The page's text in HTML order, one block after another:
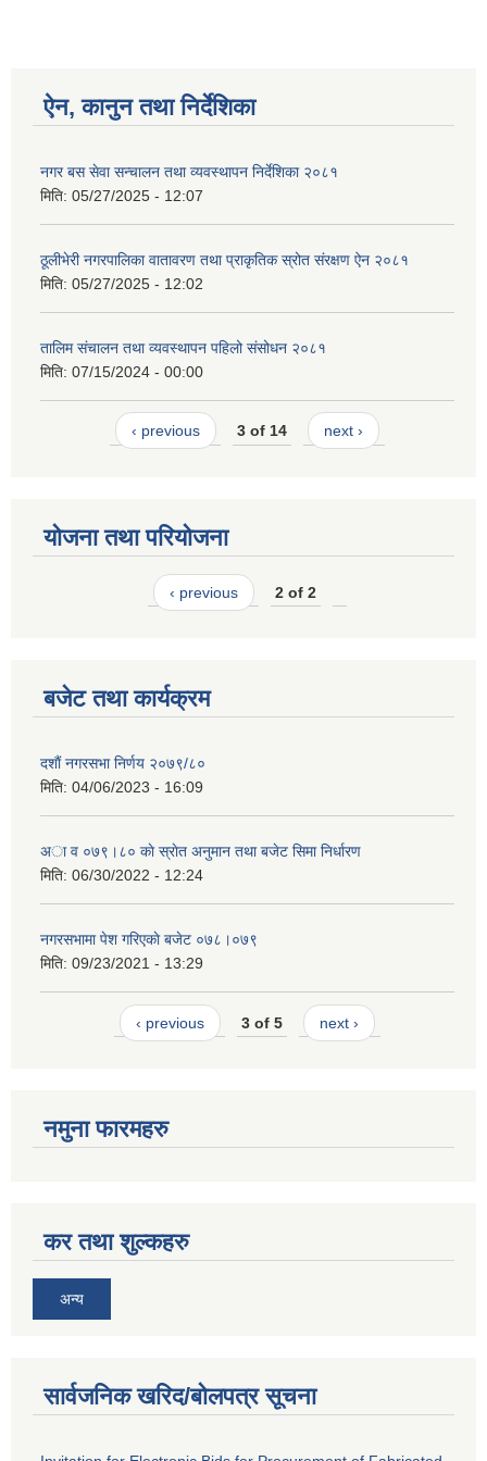
ऐन, कानुन तथा निर्देशिका
नगर बस सेवा सन्चालन तथा व्यवस्थापन निर्देशिका २०८१
मिति: 05/27/2025 - 12:07
ठूलीभेरी नगरपालिका वातावरण तथा प्राकृतिक स्रोत संरक्षण ऐन २०८१
मिति: 05/27/2025 - 12:02
तालिम संचालन तथा व्यवस्थापन पहिलो संसोधन २०८१
मिति: 07/15/2024 - 00:00
‹ previous 3 of 14 next ›
योजना तथा परियोजना
‹ previous 2 of 2
बजेट तथा कार्यक्रम
दशाैं नगरसभा निर्णय २०७९/८०
मिति: 04/06/2023 - 16:09
अा व ०७९।८० काे स्राेत अनुमान तथा बजेट सिमा निर्धारण
मिति: 06/30/2022 - 12:24
नगरसभामा पेश गरिएकाे बजेट ०७८।०७९
मिति: 09/23/2021 - 13:29
‹ previous 3 of 5 next ›
नमुना फारमहरु
कर तथा शुल्कहरु
अन्य
सार्वजनिक खरिद/बोलपत्र सूचना